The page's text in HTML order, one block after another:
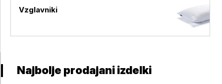
Vzglavniki
Najbolje prodajani izdelki